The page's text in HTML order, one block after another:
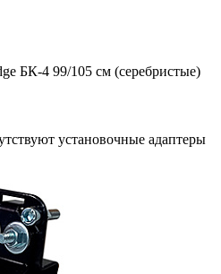
БК-4 99/105 см (серебристые)
установочные адаптеры